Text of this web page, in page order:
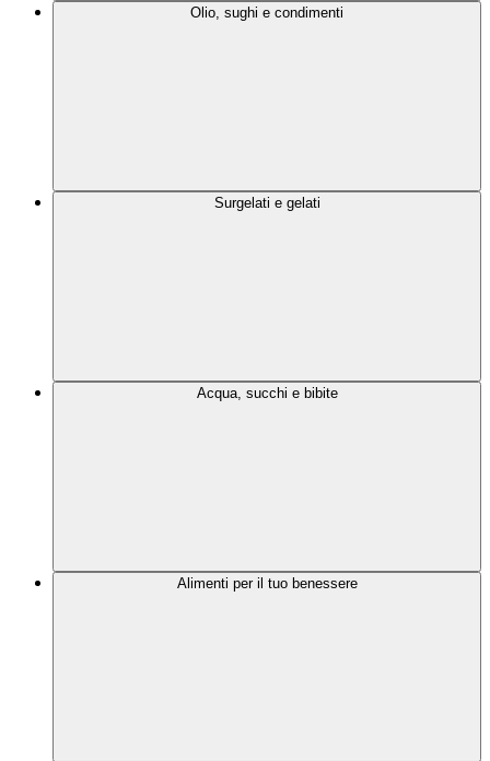
Olio, sughi e condimenti
Surgelati e gelati
Acqua, succhi e bibite
Alimenti per il tuo benessere